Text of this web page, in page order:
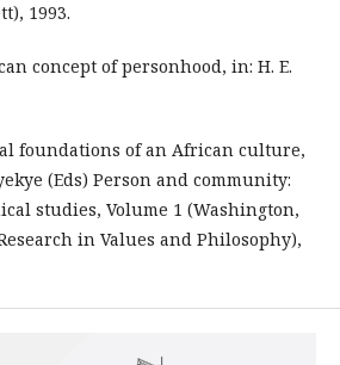
1993.
concept of personhood, in: H. E.
foundations of an African culture,
(Eds) Person and community:
studies, Volume 1 (Washington,
in Values and Philosophy),